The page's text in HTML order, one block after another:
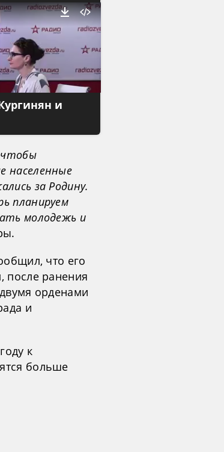
и
чтобы
населенные
за Родину.
планируем
молодежь и
что его
после ранения
орденами
и
к
больше